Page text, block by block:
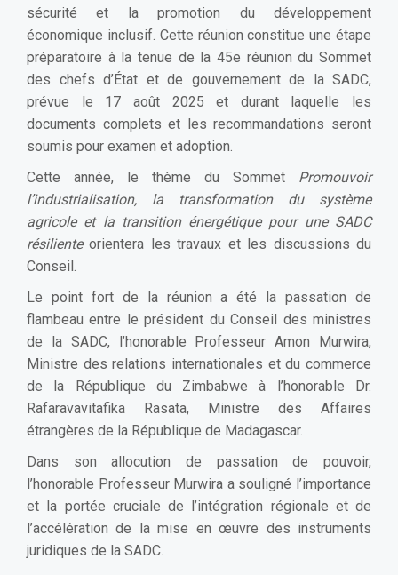
sécurité et la promotion du développement
économique inclusif. Cette réunion constitue une étape
préparatoire à la tenue de la 45e réunion du Sommet
des chefs d’État et de gouvernement de la SADC,
prévue le 17 août 2025 et durant laquelle les
documents complets et les recommandations seront
soumis pour examen et adoption.
Cette année, le thème du Sommet Promouvoir
l’industrialisation, la transformation du système
agricole et la transition énergétique pour une SADC
résilienteorientera les travaux et les discussions du
Conseil.
Le point fort de la réunion a été la passation de
flambeau entre le président du Conseil des ministres
de la SADC, l’honorable Professeur Amon Murwira,
Ministre des relations internationales et du commerce
de la République du Zimbabwe à l’honorable Dr.
Rafaravavitafika Rasata, Ministre des Affaires
étrangères de la République de Madagascar.
Dans son allocution de passation de pouvoir,
l’honorable Professeur Murwira a souligné l’importance
et la portée cruciale de l’intégration régionale et de
l’accélération de la mise en œuvre des instruments
juridiques de la SADC.